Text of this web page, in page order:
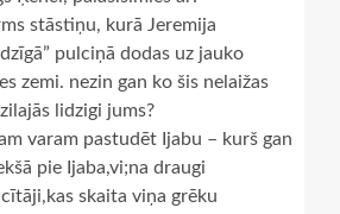
stāstiņu, kurā Jeremija
pulciņā dodas uz jauko
zemi. nezin gan ko šis nelaižas
lidzigi jums?
varam pastudēt Ijabu – kurš gan
pie Ijaba,vi;na draugi
skaita viņa grēku